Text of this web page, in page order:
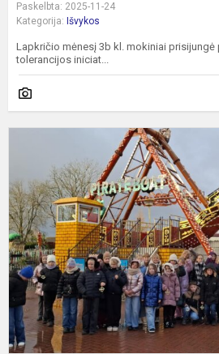
Paskelbta: 2025-11-24
Kategorija: Išvykos
Lapkričio mėnesį 3b kl. mokiniai prisijungė
tolerancijos iniciat...